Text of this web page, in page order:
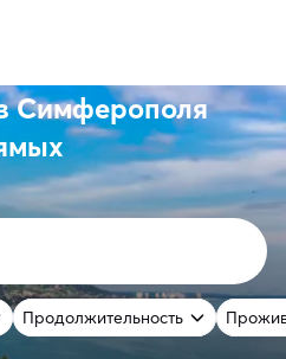
Симферополя
Продолжительность